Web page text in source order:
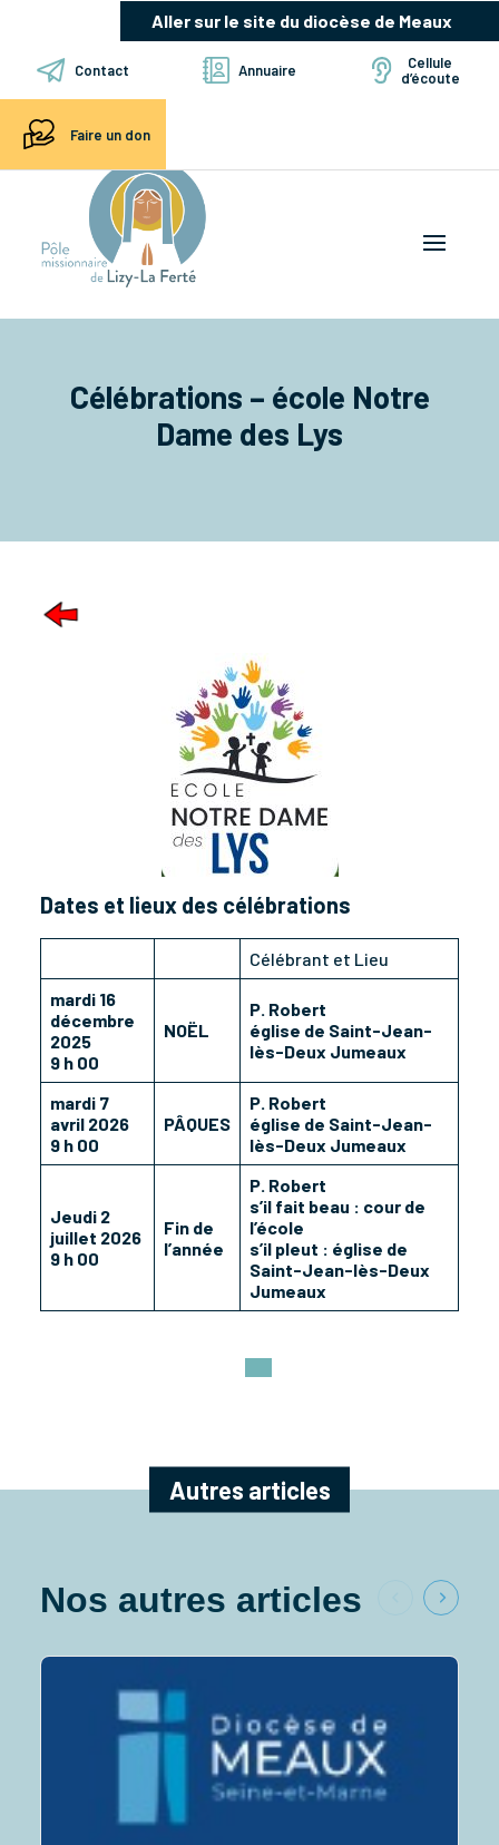
Aller sur le site du diocèse de Meaux
Contact Annuaire
Cellule
d’écoute
Faire un don
Célébrations – école Notre
Dame des Lys
Dates et lieux des célébrations
Célébrant et Lieu
mardi 16
décembre
2025
9 h 00
NOËL
P. Robert
église de Saint-Jean-
lès-Deux Jumeaux
mardi 7
avril 2026
9 h 00
PÂQUES
P. Robert
église de Saint-Jean-
lès-Deux Jumeaux
Jeudi 2
juillet 2026
9 h 00
Fin de
l’année
P. Robert
s’il fait beau : cour de
l’école
s’il pleut : église de
Saint-Jean-lès-Deux
Jumeaux
Autres articles
Nos autres articles